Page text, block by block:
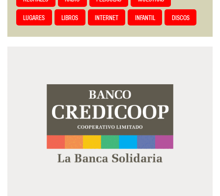
LUGARES LIBROS INTERNET INFANTIL DISCOS